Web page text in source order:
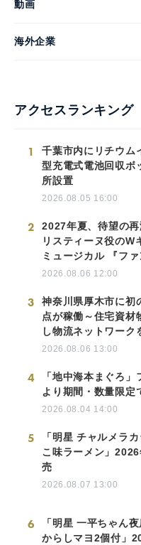
動画
海外企業
アクセスランキング
1
千葉市内にリチウム
型充電式電池回収ボ
所設置
2026.08.05 16:00
2
2027年夏、待望の
リスティーヌ役のW
ミュージカル 『ファ
2026.08.06 12:00
3
神奈川県厚木市に初
点が稼働～住宅資材
し物流ネットワーク
2026.08.06 13:00
4
「地中海本まぐろ」
より期間・数量限定
2026.08.04 14:00
5
「明星 チャルメラ
こ味ラーメン」
売
2026.08.07 13:00
6
「明星 一平ちゃん
からしマヨ2個付」